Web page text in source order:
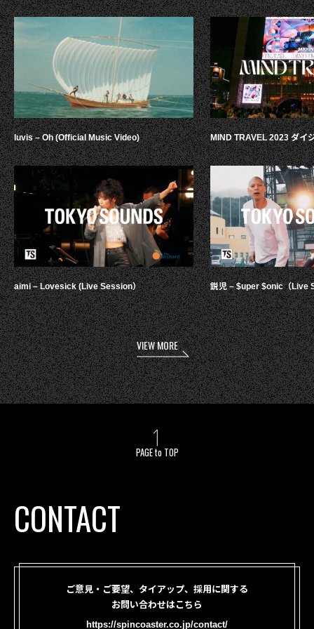
luvis – Oh (Official Music Video)
aimi – Lovesick (Live Session）
MIND TRAVEL 2023 ダイ
鋭児 – $uper $onic（Live
VIEW MORE
PAGE to TOP
CONTACT
ご意見・ご要望、タイアップ、採用に関する
お問い合わせはこちら
https://spincoaster.co.jp/contact/